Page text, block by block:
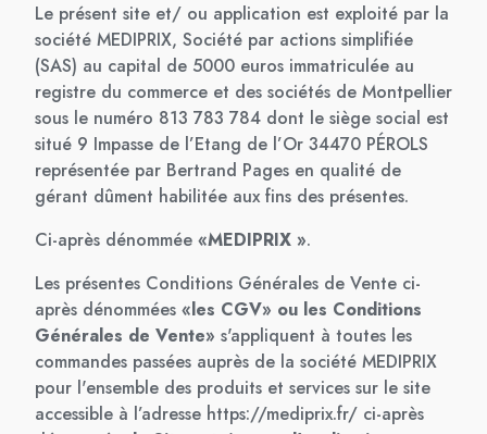
Le présent site et/ ou application est exploité par la
société MEDIPRIX, Société par actions simplifiée
(SAS) au capital de 5000 euros immatriculée au
registre du commerce et des sociétés de Montpellier
sous le numéro 813 783 784 dont le siège social est
situé 9 Impasse de l’Etang de l’Or 34470 PÉROLS
représentée par Bertrand Pages en qualité de
gérant dûment habilitée aux fins des présentes.
Ci-après dénommée «MEDIPRIX ».
Les présentes Conditions Générales de Vente ci-
après dénommées «les CGV» ou les Conditions
Générales de Vente» s'appliquent à toutes les
commandes passées auprès de la société MEDIPRIX
pour l'ensemble des produits et services sur le site
accessible à l’adresse https://mediprix.fr/ ci-après